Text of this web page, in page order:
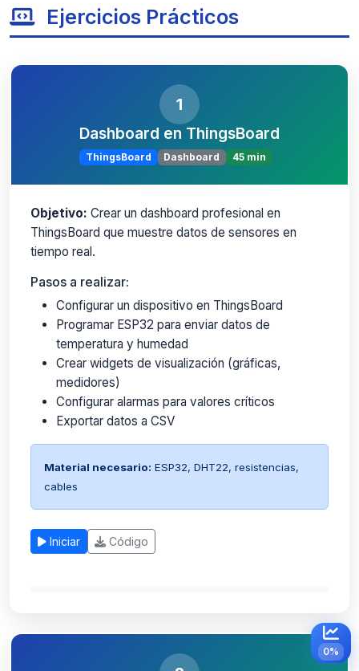
Ejercicios Prácticos
1
Dashboard en ThingsBoard
ThingsBoard Dashboard 45 min
Objetivo: Crear un dashboard profesional en
ThingsBoard que muestre datos de sensores en
tiempo real.
Pasos a realizar:
Configurar un dispositivo en ThingsBoard
Programar ESP32 para enviar datos de
temperatura y humedad
Crear widgets de visualización (gráficas,
medidores)
Configurar alarmas para valores críticos
Exportar datos a CSV
Material necesario: ESP32, DHT22, resistencias,
cables
Iniciar Código
0%